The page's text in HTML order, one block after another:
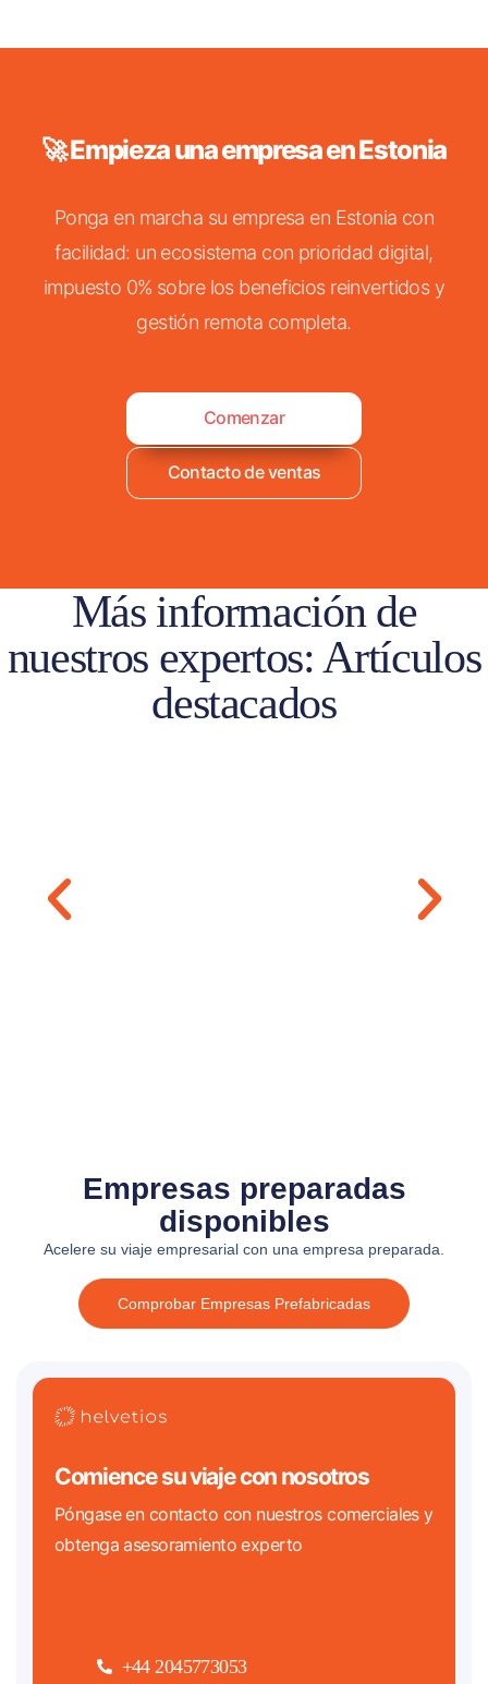
🚀 Empieza una empresa en Estonia
Ponga en marcha su empresa en Estonia con
facilidad: un ecosistema con prioridad digital,
impuesto 0% sobre los beneficios reinvertidos y
gestión remota completa.
Comenzar
Contacto de ventas
Más información de
nuestros expertos: Artículos
destacados
Empresas preparadas
disponibles
Acelere su viaje empresarial con una empresa preparada.
Comprobar Empresas Prefabricadas
Comience su viaje con nosotros
Póngase en contacto con nuestros comerciales y
obtenga asesoramiento experto
+44 2045773053